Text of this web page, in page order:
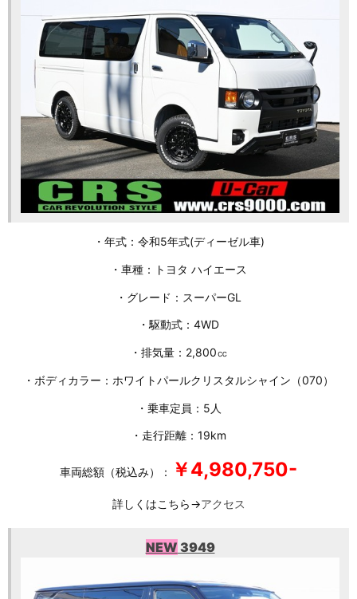
・年式：令和5年式(ディーゼル車)
・車種：トヨタ ハイエース
・グレード：スーパーGL
・駆動式：4WD
・排気量：2,800㏄
・ボディカラー：ホワイトパールクリスタルシャイン（070）
・乗車定員：5人
・走行距離：19km
車両総額（税込み）： ￥4,980,750-
詳しくはこちら→アクセス
NEW 3949